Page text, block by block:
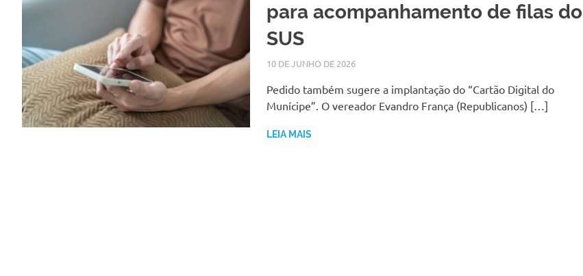
para acompanhamento de filas do
SUS
10 DE JUNHO DE 2026LARISSA TURKO
NOTÍCIAS
Pedido também sugere a implantação do “Cartão Digital do
Munícipe”. O vereador Evandro França (Republicanos) […]
LEIA MAIS